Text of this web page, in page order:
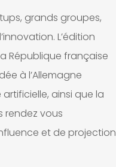
grands groupes,
L’édition
République française
à l’Allemagne
ainsi que la
rendez vous
et de projection